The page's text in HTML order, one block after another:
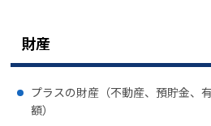
財産
プラスの財産（不動産、預貯金、
額）